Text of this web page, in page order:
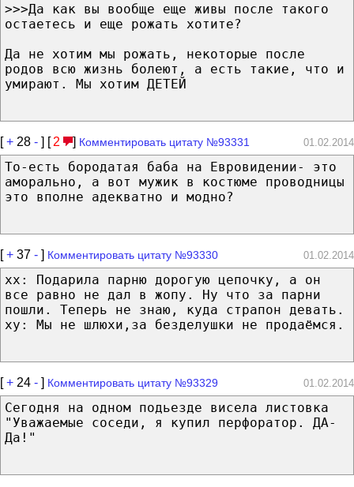
>>>Да как вы вообще еще живы после такого
остаетесь и еще рожать хотите?
Да не хотим мы рожать, некоторые после
родов всю жизнь болеют, а есть такие, что и
умирают. Мы хотим ДЕТЕЙ
[+ 28 - ] [ 2 ] Комментировать цитату №93331 01.02.2014
То-есть бородатая баба на Евровидении- это
аморально, а вот мужик в костюме проводницы
это вполне адекватно и модно?
[+ 37 - ] Комментировать цитату №93330 01.02.2014
xx: Подарила парню дорогую цепочку, а он
все равно не дал в жопу. Ну что за парни
пошли. Теперь не знаю, куда страпон девать.
xy: Мы не шлюхи,за безделушки не продаёмся.
[+ 24 - ] Комментировать цитату №93329 01.02.2014
Сегодня на одном подьезде висела листовка
"Уважаемые соседи, я купил перфоратор. ДА-
Да!"